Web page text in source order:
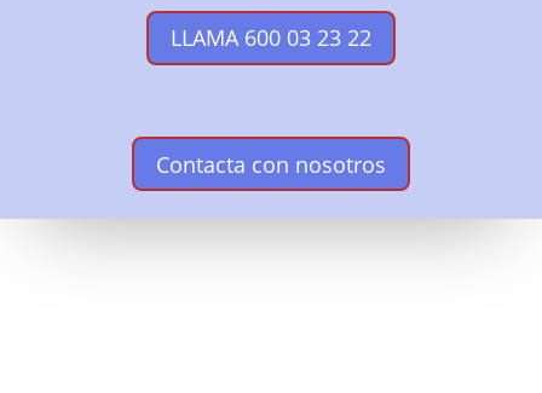
LLAMA 600 03 23 22
Contacta con nosotros